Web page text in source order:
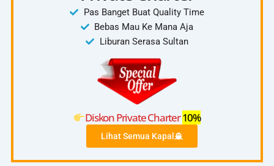
Pas Banget Buat Quality Time
Bebas Mau Ke Mana Aja
Liburan Serasa Sultan
Diskon Private Charter10%
Lihat Semua Kapal